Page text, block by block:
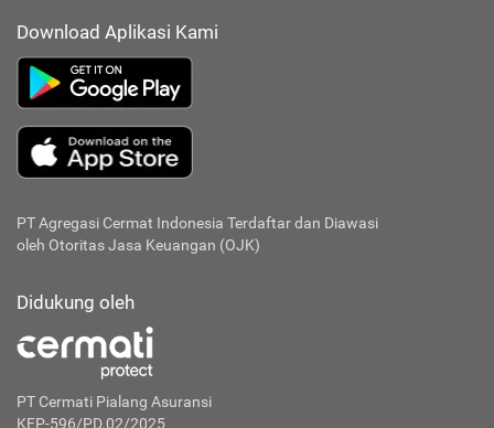
Download Aplikasi Kami
PT Agregasi Cermat Indonesia Terdaftar dan Diawasi
oleh Otoritas Jasa Keuangan (OJK)
Didukung oleh
PT Cermati Pialang Asuransi
KEP-596/PD.02/2025